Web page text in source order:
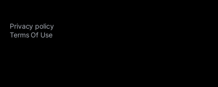
Privacy policy
Terms Of Use